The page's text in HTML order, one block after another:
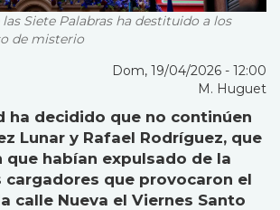
Siete Palabras ha destituido a los
de misterio
Dom, 19/04/2026 - 12:00
M. Huguet
ha decidido que no continúen
Lunar y Rafael Rodríguez, que
que habían expulsado de la
cargadores que provocaron el
calle Nueva el Viernes Santo